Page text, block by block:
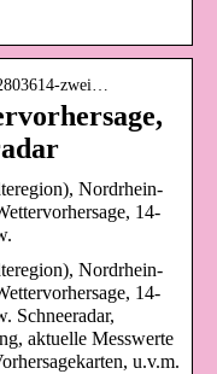
zwei…
Nordrhein-
14-
Nordrhein-
14-
Schneeradar,
aktuelle Messwerte
u.v.m.